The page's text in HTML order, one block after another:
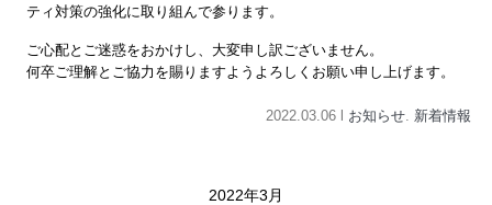
ティ対策の強化に取り組んで参ります。
ご心配とご迷惑をおかけし、大変申し訳ございません。
何卒ご理解とご協力を賜りますようよろしくお願い申し上げます。
2022.03.06 l お知らせ. 新着情報
2022年3月